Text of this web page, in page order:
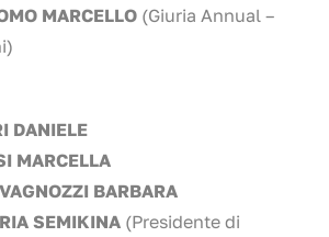
MARCELLO (Giuria Annual –
DANIELE
MARCELLA
VAGNOZZI BARBARA
SEMIKINA (Presidente di